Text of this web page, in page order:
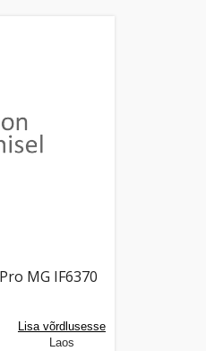
MG IF6370
Lisa võrdlusesse
Laos